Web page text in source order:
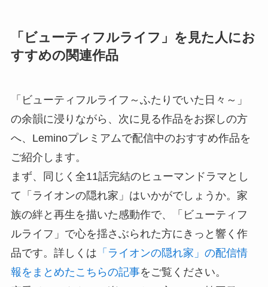
「ビューティフルライフ」を見た人にお
すすめの関連作品
「ビューティフルライフ～ふたりでいた日々～」
の余韻に浸りながら、次に見る作品をお探しの方
へ、Leminoプレミアムで配信中のおすすめ作品を
ご紹介します。
まず、同じく全11話完結のヒューマンドラマとし
て「ライオンの隠れ家」はいかがでしょうか。家
族の絆と再生を描いた感動作で、「ビューティフ
ルライフ」で心を揺さぶられた方にきっと響く作
品です。詳しくは 「ライオンの隠れ家」の配信情
報をまとめたこちらの記事をご覧ください。